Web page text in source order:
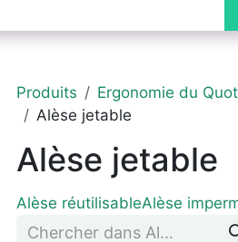
Produits Ergonomie du
Alèse jetable
Alèse jetable
Alèse réutilisableAlèse